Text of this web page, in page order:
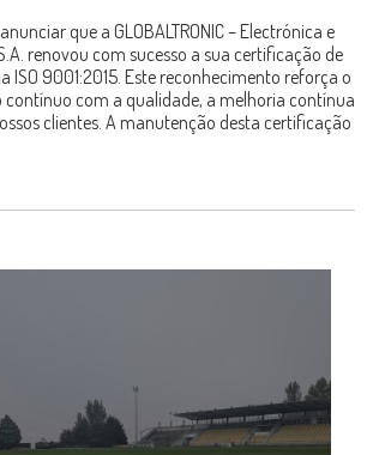
que a GLOBALTRONIC – Electrónica e
renovou com sucesso a sua certificação de
ISO 9001:2015. Este reconhecimento reforça o
contínuo com a qualidade, a melhoria contínua
clientes. A manutenção desta certificação